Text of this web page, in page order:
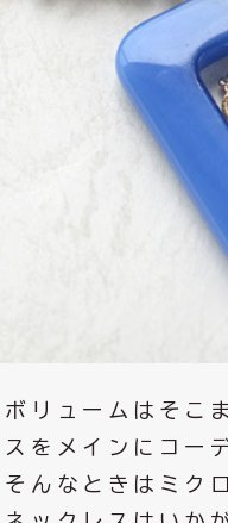
ボリュームはそこ
スをメインにコー
そんなときはミク